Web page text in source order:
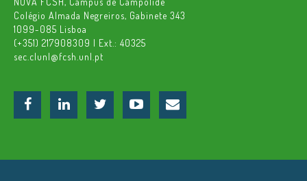
Colégio Almada Negreiros, Gabinete 343
1099-085 Lisboa
(+351) 217908309 | Ext.: 40325
sec.clunl@fcsh.unl.pt